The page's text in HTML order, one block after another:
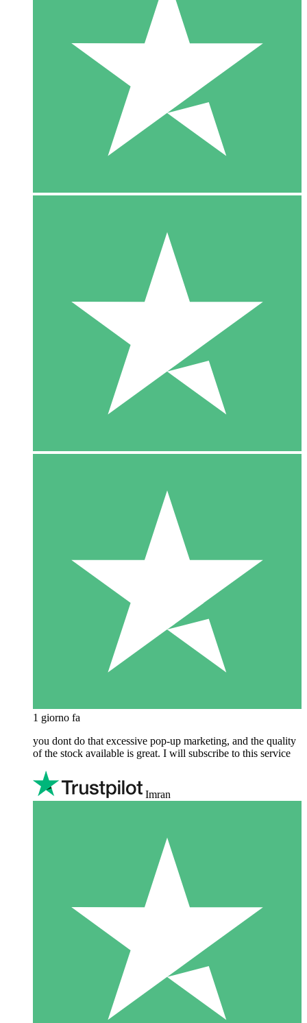
1 giorno fa
you dont do that excessive pop-up marketing, and the quality
of the stock available is great. I will subscribe to this service
Imran